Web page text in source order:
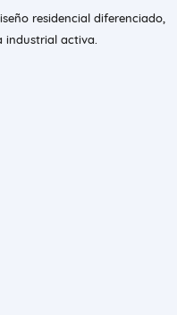
residencial diferenciado,
industrial activa.